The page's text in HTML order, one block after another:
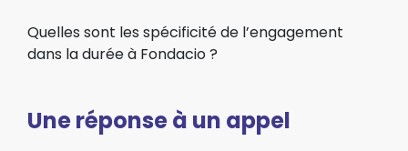
Quelles sont les spécificité de l’engagement
dans la durée à Fondacio ?
Une réponse à un appel